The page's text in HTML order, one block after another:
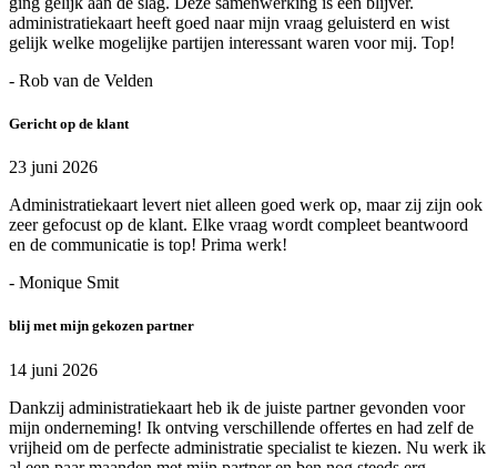
administratiekaart heeft goed naar mijn vraag geluisterd en wist
gelijk welke mogelijke partijen interessant waren voor mij. Top!
- Rob van de Velden
Gericht op de klant
23 juni 2026
Administratiekaart levert niet alleen goed werk op, maar zij zijn ook
zeer gefocust op de klant. Elke vraag wordt compleet beantwoord
en de communicatie is top! Prima werk!
- Monique Smit
blij met mijn gekozen partner
14 juni 2026
Dankzij administratiekaart heb ik de juiste partner gevonden voor
mijn onderneming! Ik ontving verschillende offertes en had zelf de
vrijheid om de perfecte administratie specialist te kiezen. Nu werk ik